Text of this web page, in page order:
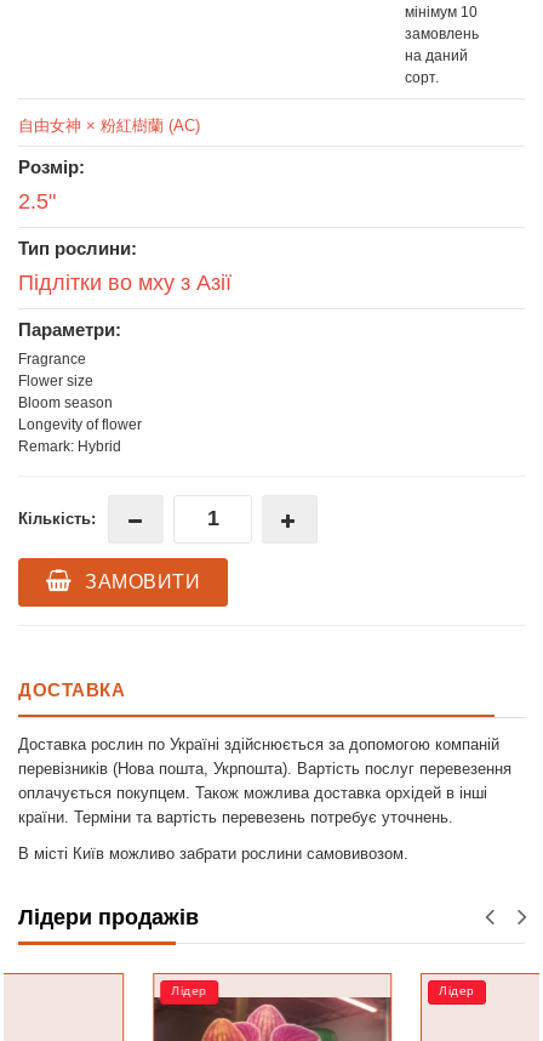
мінімум 10
замовлень
на даний
сорт.
自由女神 × 粉紅樹蘭 (AC)
Розмір:
2.5"
Тип рослини:
Підлітки во мху з Азії
Параметри:
Fragrance
Flower size
Bloom season
Longevity of flower
Remark: Hybrid
Кількість:
ЗАМОВИТИ
ДОСТАВКА
Доставка рослин по Україні здійснюється за допомогою компаній
перевізників (Нова пошта, Укрпошта). Вартість послуг перевезення
оплачується покупцем. Також можлива доставка орхідей в інші
країни. Терміни та вартість перевезень потребує уточнень.
В місті Київ можливо забрати рослини самовивозом.
Лідери продажів